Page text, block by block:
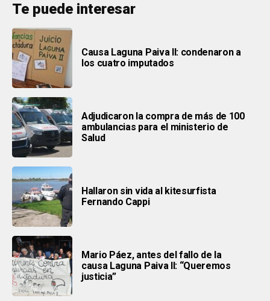
Te puede interesar
Causa Laguna Paiva II: condenaron a
los cuatro imputados
Adjudicaron la compra de más de 100
ambulancias para el ministerio de
Salud
Hallaron sin vida al kitesurfista
Fernando Cappi
Mario Páez, antes del fallo de la
causa Laguna Paiva II: “Queremos
justicia”